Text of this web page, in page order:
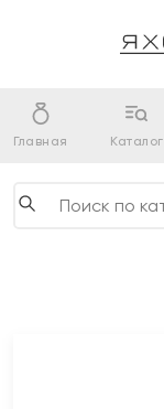
Главная Каталог